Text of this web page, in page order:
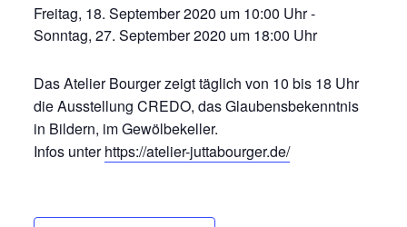
Freitag, 18. September 2020 um 10:00 Uhr-
Sonntag, 27. September 2020 um 18:00 Uhr
Das Atelier Bourger zeigt täglich von 10 bis 18 Uhr
die Ausstellung CREDO, das Glaubensbekenntnis
in Bildern, im Gewölbekeller.
Infos unterhttps://atelier-juttabourger.de/